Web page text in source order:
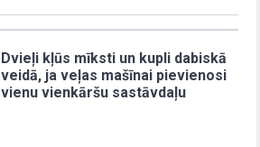
Dvieļi kļūs mīksti un kupli dabiskā
veidā, ja veļas mašīnai pievienosi
vienu vienkāršu sastāvdaļu